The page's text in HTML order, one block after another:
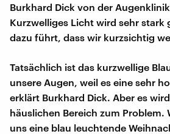
Burkhard Dick von der
Kurzwelliges Licht wird sehr stark
dazu führt, dass wir kurzsichtig
Tatsächlich ist das kurzwellige
unsere Augen, weil es eine sehr
erklärt Burkhard Dick. Aber es
häuslichen Bereich zum Problem.
uns eine blau leuchtende